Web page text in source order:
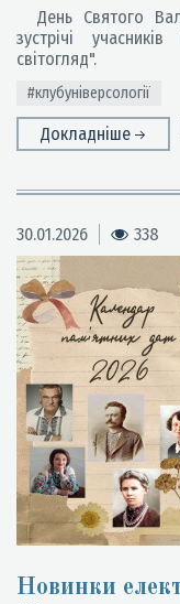
День Святого
зустрічі
світогляд".
#клубуніверсології
Докладніше
30.01.2026 338
Новинки